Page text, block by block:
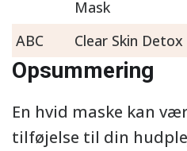
Mask
ABC Clear Skin
Opsummering
En hvid maske kan
tilføjelse til din